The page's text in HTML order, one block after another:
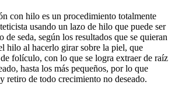
con hilo es un procedimiento totalmente
usando un lazo de hilo que puede ser
de seda, según los resultados que se quieran
hilo al hacerlo girar sobre la piel, que
folículo, con lo que se logra extraer de raíz
hasta los más pequeños, por lo que
retiro de todo crecimiento no deseado.